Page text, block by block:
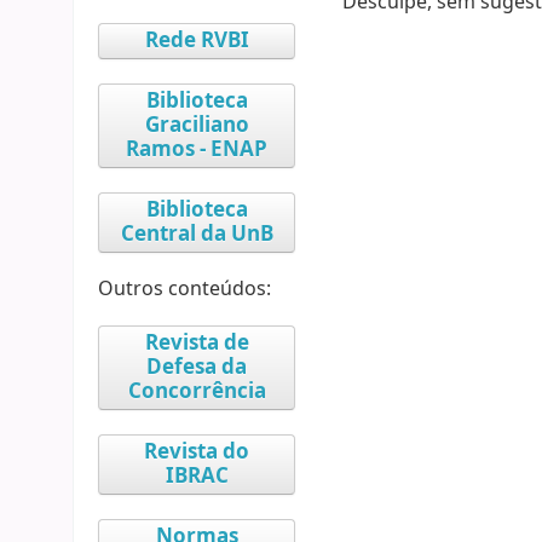
Rede RVBI
Biblioteca
Graciliano
Ramos - ENAP
Biblioteca
Central da UnB
Outros conteúdos:
Revista de
Defesa da
Concorrência
Revista do
IBRAC